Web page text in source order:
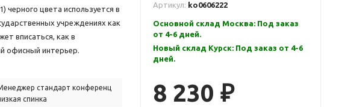
черного цвета используется в
учреждениях как
вписаться, как в
офисный интерьер.
стандарт конференц
спинка
Артикул: ko0606222
Основной склад Москва: Под заказ
от 4-6 дней.
Новый склад Курск: Под заказ от 4-6
дней.
8 230 ₽